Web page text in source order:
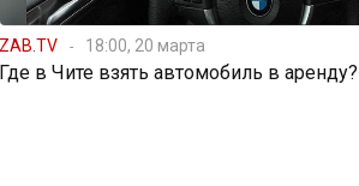
ZAB.TV 18:00, 20 марта
Где в Чите взять автомобиль в аренду?